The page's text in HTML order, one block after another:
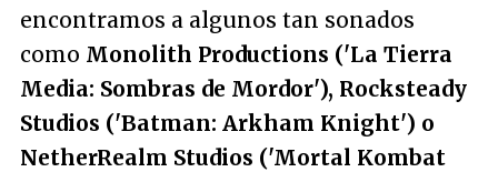
encontramos a algunos tan sonados
como Monolith Productions ('La Tierra
Media: Sombras de Mordor'), Rocksteady
Studios ('Batman: Arkham Knight') o
NetherRealm Studios ('Mortal Kombat